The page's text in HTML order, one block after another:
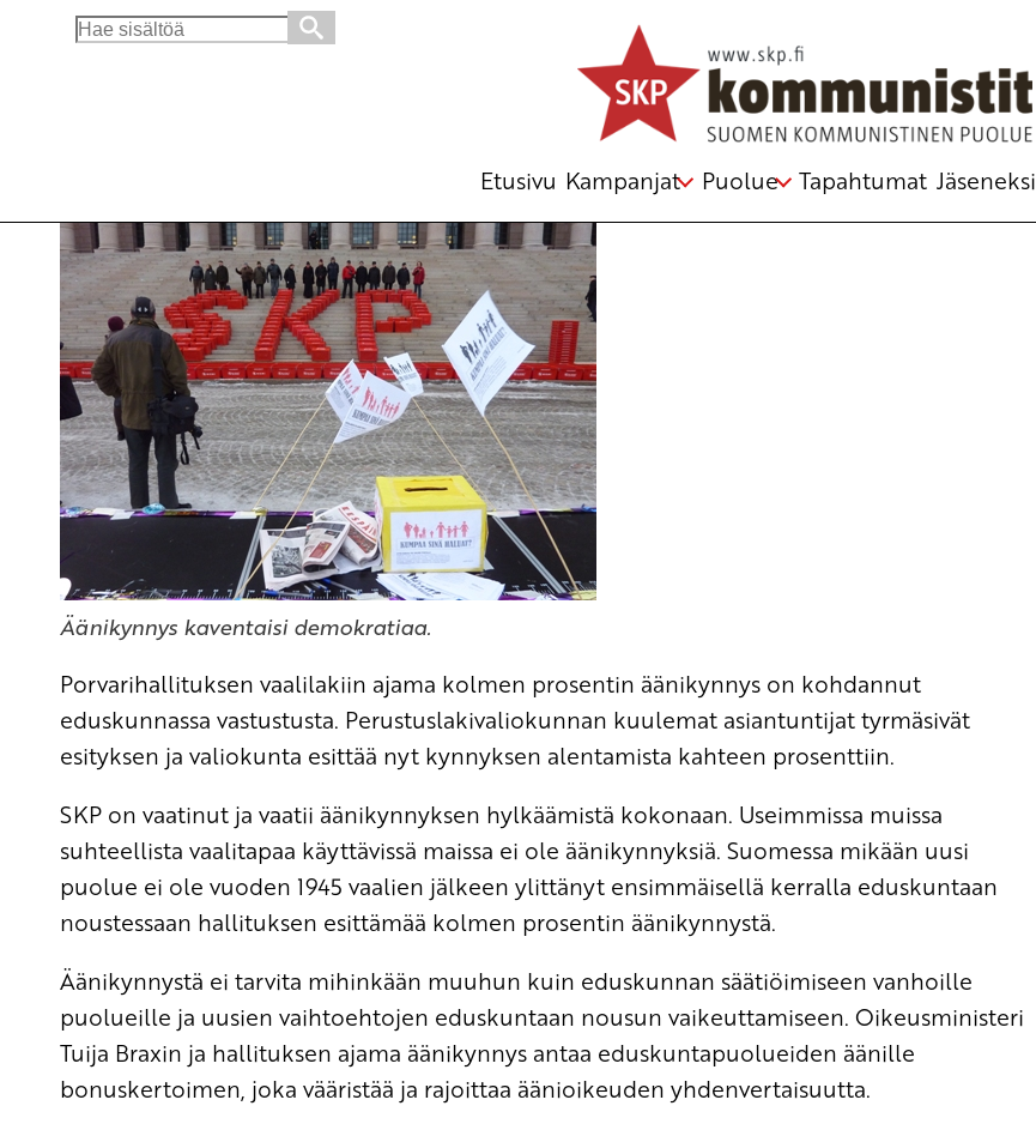
Search
Etusivu Kampanjat Puolue Tapahtumat Jäseneksi
Äänikynnys kaventaisi demokratiaa.
Porvarihallituksen vaalilakiin ajama kolmen prosentin äänikynnys on kohdannut
eduskunnassa vastustusta. Perustuslakivaliokunnan kuulemat asiantuntijat tyrmäsivät
esityksen ja valiokunta esittää nyt kynnyksen alentamista kahteen prosenttiin.
SKP on vaatinut ja vaatii äänikynnyksen hylkäämistä kokonaan. Useimmissa muissa
suhteellista vaalitapaa käyttävissä maissa ei ole äänikynnyksiä. Suomessa mikään uusi
puolue ei ole vuoden 1945 vaalien jälkeen ylittänyt ensimmäisellä kerralla eduskuntaan
noustessaan hallituksen esittämää kolmen prosentin äänikynnystä.
Äänikynnystä ei tarvita mihinkään muuhun kuin eduskunnan säätiöimiseen vanhoille
puolueille ja uusien vaihtoehtojen eduskuntaan nousun vaikeuttamiseen. Oikeusministeri
Tuija Braxin ja hallituksen ajama äänikynnys antaa eduskuntapuolueiden äänille
bonuskertoimen, joka vääristää ja rajoittaa äänioikeuden yhdenvertaisuutta.